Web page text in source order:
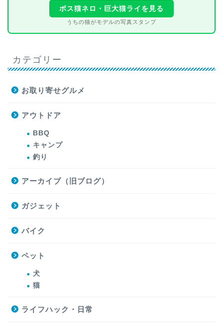
ボス猫ネロ・巨大猫ライを見る
うちの猫がモデルの写真スタンプ
カテゴリー
お取り寄せグルメ
アウトドア
BBQ
キャンプ
釣り
アーカイブ（旧ブログ）
ガジェット
バイク
ペット
犬
猫
ライフハック・日常